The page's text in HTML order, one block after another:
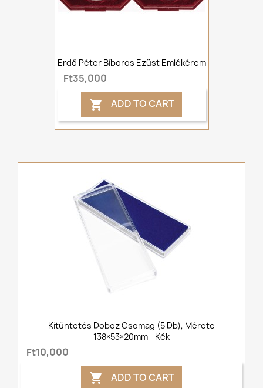
Erdő Péter Bíboros Ezüst Emlékérem
Ft35,000
 ADD TO CART
Kitüntetés Doboz Csomag (5 Db), Mérete
138×53×20mm - Kék
Ft10,000
 ADD TO CART